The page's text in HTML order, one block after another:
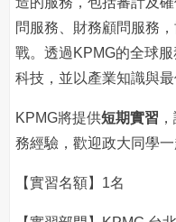
問服務、財務顧問服務
戰。透過KPMG的全球
科技，並以產業知識與
KPMG將提供短期實習
務經驗，歡迎政大同學
【實習名額】1名